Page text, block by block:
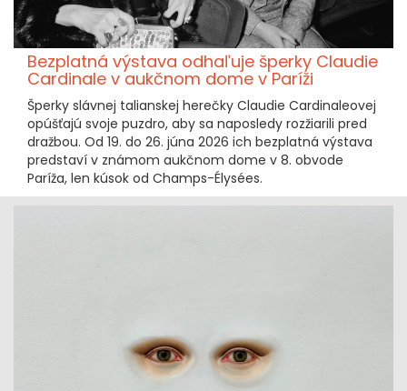
Bezplatná výstava odhaľuje šperky Claudie
Cardinale v aukčnom dome v Paríži
Šperky slávnej talianskej herečky Claudie Cardinaleovej
opúšťajú svoje puzdro, aby sa naposledy rozžiarili pred
dražbou. Od 19. do 26. júna 2026 ich bezplatná výstava
predstaví v známom aukčnom dome v 8. obvode
Paríža, len kúsok od Champs-Élysées.